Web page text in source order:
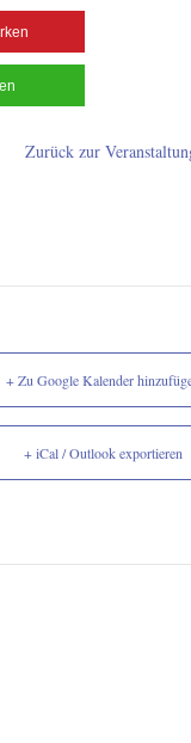
Zurück zur
+ Zu Google Kalender
+ iCal / Outlook exportieren